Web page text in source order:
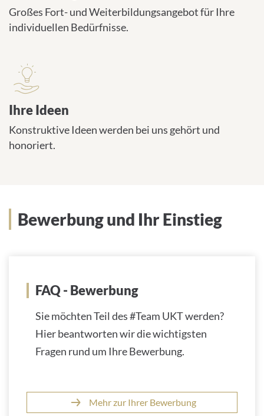
Großes Fort- und Weiterbildungsangebot für Ihre
individuellen Bedürfnisse.
Ihre Ideen
Konstruktive Ideen werden bei uns gehört und
honoriert.
Bewerbung und Ihr Einstieg
FAQ - Bewerbung
Sie möchten Teil des #Team UKT werden?
Hier beantworten wir die wichtigsten
Fragen rund um Ihre Bewerbung.
Mehr zur Ihrer Bewerbung